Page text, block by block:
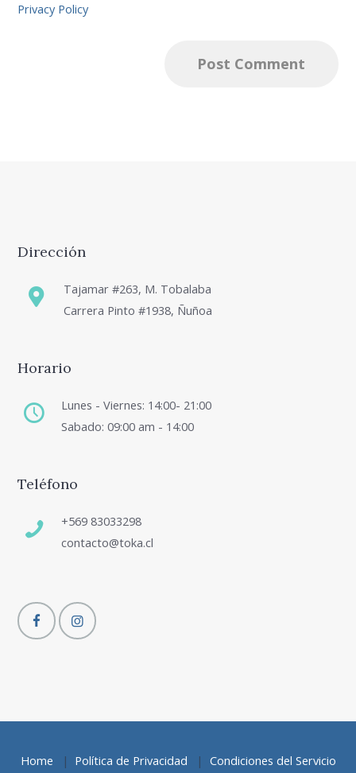
Privacy Policy
Dirección
Tajamar #263, M. Tobalaba
Carrera Pinto #1938, Ñuñoa
Horario
Lunes - Viernes: 14:00- 21:00
Sabado: 09:00 am - 14:00
Teléfono
+569 83033298
contacto@toka.cl
Home Política de Privacidad Condiciones del Servicio